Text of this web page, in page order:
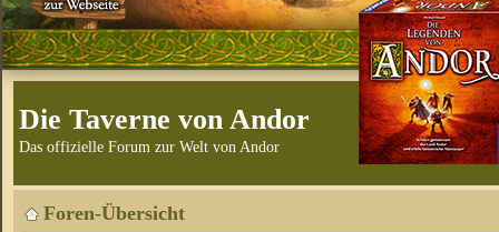
Die Taverne von Andor
Das offizielle Forum zur Welt von Andor
Foren-Übersicht